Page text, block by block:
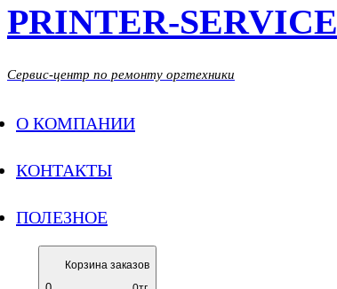
PRINTER-SERVICE
Сервис-центр по ремонту оргтехники
О КОМПАНИИ
КОНТАКТЫ
ПОЛЕЗНОЕ
Корзина заказов